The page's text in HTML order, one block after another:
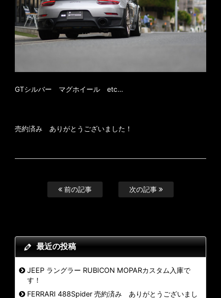
GTシルバー マグホイール etc…
売約済み ありがとうございました！
前の記事 次の記事
最近の投稿
JEEP ラングラー RUBICON MOPARカスタム入庫で
す！
FERRARI 488Spider 売約済み ありがとうございまし